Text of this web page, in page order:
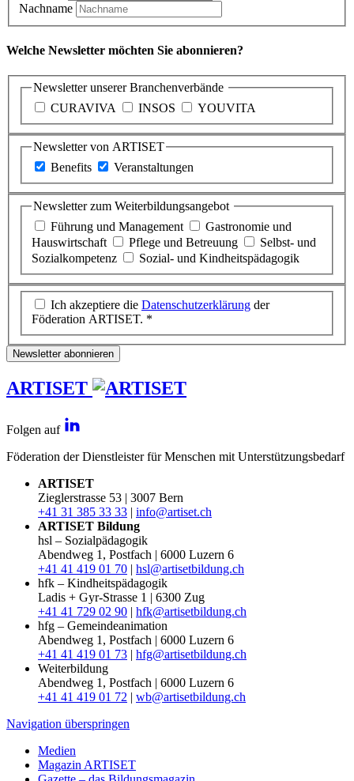
Nachname
Welche Newsletter möchten Sie abonnieren?
Newsletter unserer Branchenverbände
CURAVIVA
INSOS YOUVITA
Newsletter von ARTISET
Benefits
Veranstaltungen
Newsletter zum Weiterbildungsangebot
Führung und Management
Gastronomie und
Hauswirtschaft
Pflege und Betreuung
Selbst- und
Sozialkompetenz
Sozial- und Kindheitspädagogik
Ich akzeptiere die Datenschutzerklärung der
Föderation ARTISET. *
Newsletter abonnieren
ARTISET
Folgen auf
Föderation der Dienstleister für Menschen mit Unterstützungsbedarf
ARTISET
Zieglerstrasse 53 | 3007 Bern
+41 31 385 33 33 | info@artiset.ch
ARTISET Bildung
hsl – Sozialpädagogik
Abendweg 1, Postfach | 6000 Luzern 6
+41 41 419 01 70 | hsl@artisetbildung.ch
hfk – Kindheitspädagogik
Ladis + Gyr-Strasse 1 | 6300 Zug
+41 41 729 02 90 | hfk@artisetbildung.ch
hfg – Gemeindeanimation
Abendweg 1, Postfach | 6000 Luzern 6
+41 41 419 01 73 | hfg@artisetbildung.ch
Weiterbildung
Abendweg 1, Postfach | 6000 Luzern 6
+41 41 419 01 72 | wb@artisetbildung.ch
Navigation überspringen
Medien
Magazin ARTISET